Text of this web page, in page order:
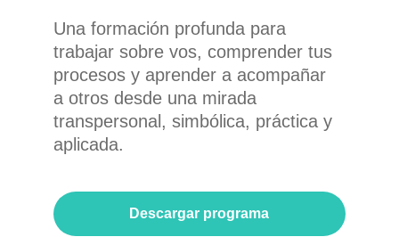
Una formación profunda para
trabajar sobre vos, comprender tus
procesos y aprender a acompañar
a otros desde una mirada
transpersonal, simbólica, práctica y
aplicada.
Descargar programa